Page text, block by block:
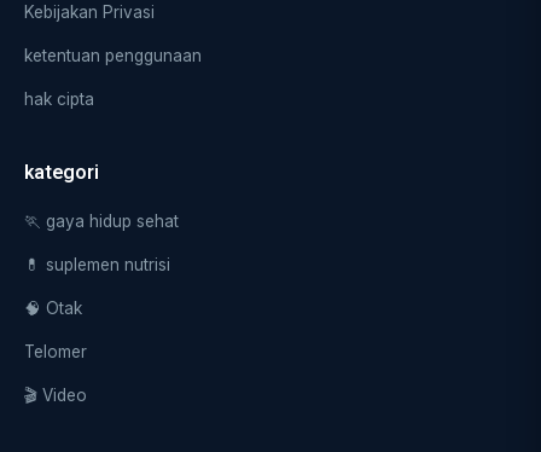
Kebijakan Privasi
ketentuan penggunaan
hak cipta
kategori
🏃 gaya hidup sehat
💊 suplemen nutrisi
🧠 Otak
Telomer
🎬 Video